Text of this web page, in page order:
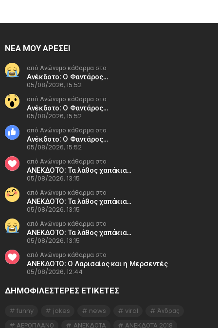
ΝΕΑ ΜΟΥ ΑΡΕΣΕΙ
από Ανώνυμο κάθαρμα στο
Ανέκδοτο: Ο Φαντάρος…
05/08/2026, 15:52
από Ανώνυμο κάθαρμα στο
Ανέκδοτο: Ο Φαντάρος…
05/08/2026, 15:52
από Ανώνυμο κάθαρμα στο
Ανέκδοτο: Ο Φαντάρος…
05/08/2026, 15:52
από Ανώνυμο κάθαρμα στο
ΑΝΕΚΔΟΤΟ: Τα λάθος χαπάκια…
05/08/2026, 13:15
από Ανώνυμο κάθαρμα στο
ΑΝΕΚΔΟΤΟ: Τα λάθος χαπάκια…
05/08/2026, 13:15
από Ανώνυμο κάθαρμα στο
ΑΝΕΚΔΟΤΟ: Τα λάθος χαπάκια…
05/08/2026, 13:15
από Ανώνυμο κάθαρμα στο
ΑΝΕΚΔΟΤΟ: Ο Λαρισαίος και η Μερσεντές
05/08/2026, 12:44
ΔΗΜΟΦΙΛΕΣΤΕΡΕΣ ΕΤΙΚΈΤΕΣ
funny jokes news viral
Άνδρας
ΑΕΡΟΠΛΑΝΟ
ΑΝΕΚΔΟΤΑ
ΑΝΕΚΔΟΤΑ 2018